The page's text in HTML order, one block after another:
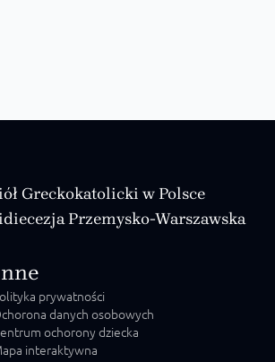
Greckokatolicki w Polsce
Przemysko-Warszawska
prywatności
danych osobowych
ochorony dziecka
interaktywna